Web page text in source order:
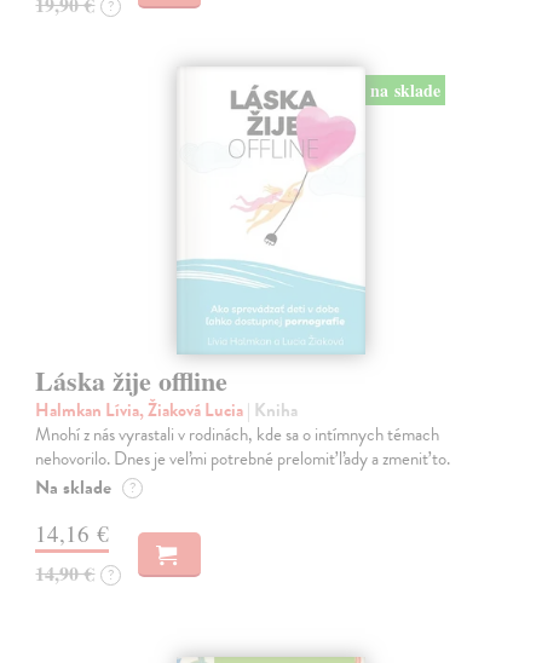
?
na sklade
Láska žije offline
Halmkan Lívia, Žiaková Lucia| Kniha
Mnohí z nás vyrastali v rodinách, kde sa o intímnych témach
nehovorilo. Dnes je veľmi potrebné prelomiť ľady a zmeniť to.
Na sklade ?
14,16 €
14,90 € ?